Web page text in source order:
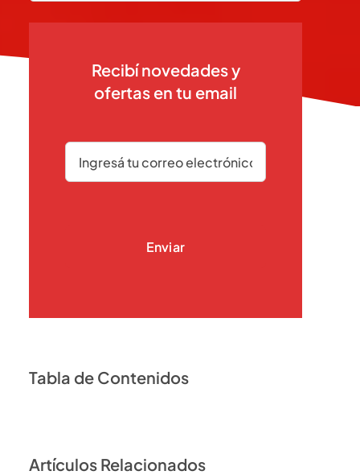
Recibí novedades y
ofertas en tu email
Enviar
Tabla de Contenidos
Artículos Relacionados